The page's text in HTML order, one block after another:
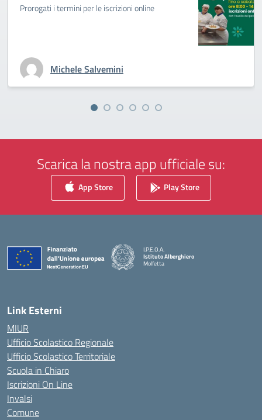
Prorogati i termini per le iscrizioni online
Michele Salvemini
Scarica la nostra app ufficiale su:
App Store Play Store
I.P.E.O.A.
Istituto Alberghiero
Molfetta
Link Esterni
MIUR
Ufficio Scolastico Regionale
Ufficio Scolastico Territoriale
Scuola in Chiaro
Iscrizioni On Line
Invalsi
Comune